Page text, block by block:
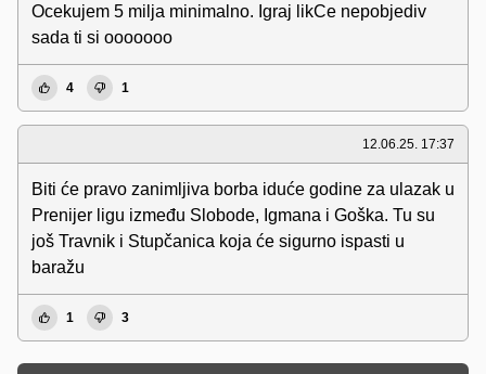
Ocekujem 5 milja minimalno. Igraj likCe nepobjediv
sada ti si ooooooo
4 1
12.06.25. 17:37
Biti će pravo zanimljiva borba iduće godine za ulazak u
Prenijer ligu između Slobode, Igmana i Goška. Tu su
još Travnik i Stupčanica koja će sigurno ispasti u
baražu
1 3